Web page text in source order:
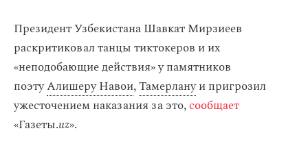
Президент Узбекистана Шавкат Мирзиеев
раскритиковал танцы тиктокеров и их
«неподобающие действия» у памятников
поэтуАлишеру Навои,Тамерлануи пригрозил
ужесточением наказания за это,сообщает
«Газеты.uz».